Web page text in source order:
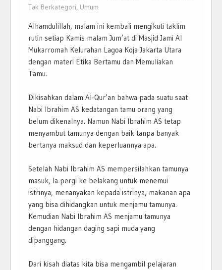
Tak Berkategori, Umum
Alhamdulillah, malam ini kembali mengikuti taklim
rutin setiap Kamis malam Jum’at di Masjid Jami Al
Mukarromah Kelurahan Lagoa Koja Jakarta Utara
dengan materi Etika Bertamu dan Memuliakan
Tamu.
Dikisahkan dalam Al-Qur’an bahwa pada suatu saat
Nabi Ibrahim AS kedatangan tamu orang yang
belum dikenalnya. Namun Nabi Ibrahim AS tetap
menyambut tamunya dengan baik tanpa banyak
bertanya maksud dan keperluannya apa.
Setelah Nabi Ibrahim AS mempersilahkan tamunya
masuk, Ia pergi ke belakang untuk menemui
istrinya, menanyakan kepada istrinya, makanan apa
yang bisa dihidangkan untuk menjamu tamunya.
Kemudian Nabi Ibrahim AS menjamu tamunya
dengan hidangan daging sapi muda yang
dipanggang.
Dari kisah diatas kita bisa mengambil pelajaran